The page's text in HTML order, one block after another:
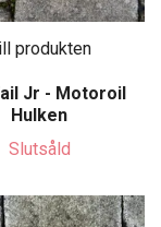
produkten
Jr - Motoroil
Hulken
Slutsåld